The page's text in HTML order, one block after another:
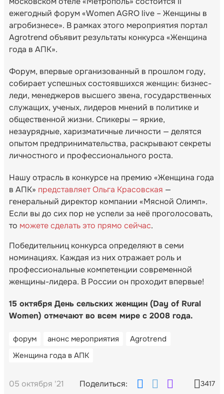
ежегодный форум «Women AGRO live – Женщины в
агробизнесе». В рамках этого мероприятия портал
Agrotrend объявит результаты конкурса «Женщина
года в АПК».
Форум, впервые организованный в прошлом году,
собирает успешных состоявшихся женщин: бизнес-
леди, менеджеров высшего звена, государственных
служащих, ученых, лидеров мнений в политике и
общественной жизни. Спикеры — яркие,
незаурядные, харизматичные личности — делятся
опытом предпринимательства, раскрывают секреты
личностного и профессионального роста.
Нашу отрасль в конкурсе на премию «Женщина года
в АПК» представляет Ольга Красовская —
генеральный директор компании «Мясной Олимп».
Если вы до сих пор не успели за неё проголосовать,
то можете сделать это прямо сейчас.
Победительниц конкурса определяют в семи
номинациях. Каждая из них отражает роль и
профессиональные компетенции современной
женщины-лидера. В России он проходит впервые!
15 октября День сельских женщин (Day of Rural
Women) отмечают во всем мире с 2008 года.
форум анонс мероприятия
Agrotrend
Женщина года в АПК
05 октября '21 Поделиться: 3417